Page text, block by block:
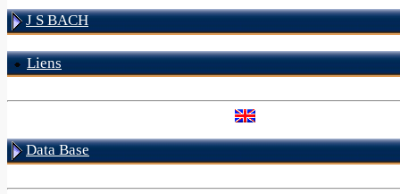
J S BACH
Liens
Data Base